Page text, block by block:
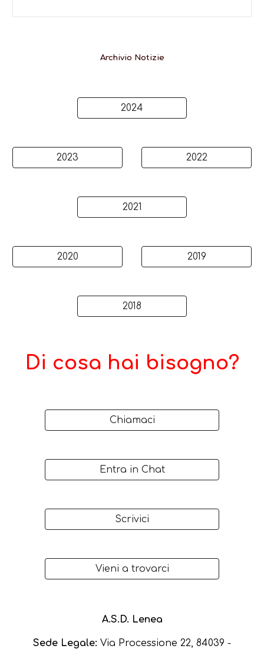
Archivio Notizie
2024
2023 2022
2021
2020 2019
2018
Di cosa hai bisogno?
Chiamaci
Entra in Chat
Scrivici
Vieni a trovarci
A.S.D. Lenea
Sede Legale: Via Processione 22, 84039 -